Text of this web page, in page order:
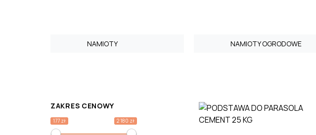
NAMIOTY NAMIOTY OGRODOWE
ZAKRES CENOWY
177 zł 2 180 zł